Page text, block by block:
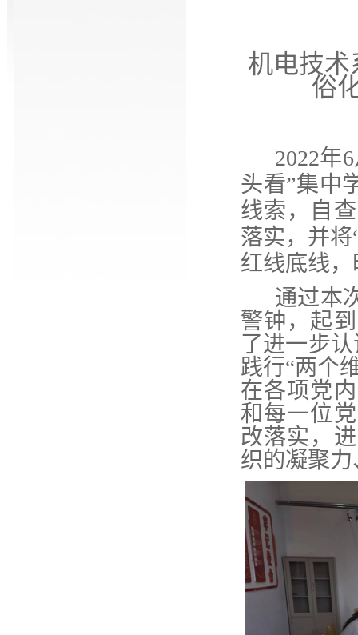
机电技术
俗
2022年
头看”集中
线索，自
落实，并
红线底线
通过本
警钟，起
了进一步
践行“两个
在各项党
和每一位
改落实，
织的凝聚